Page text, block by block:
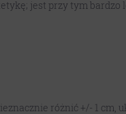
jest przy tym bardzo
różnić +/- 1 cm,